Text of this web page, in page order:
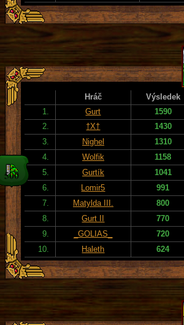
Hráč Výsledek
1.
Gurt 1590
2.
†X† 1430
3.
Nighel 1310
4.
Wolfik 1158
5.
Gurtík 1041
6.
Lomir5 991
7.
Matylda III. 800
8.
Gurt II 770
9.
_GOLIAS_ 720
10.
Haleth 624